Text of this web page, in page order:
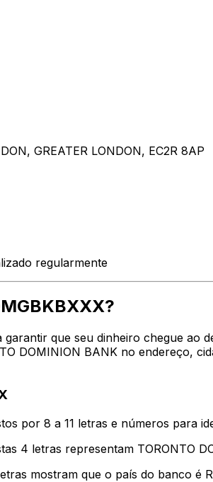
GREATER LONDON, EC2R 8AP
regularmente
garantir que seu dinheiro chegue
DOMINION BANK no endereço,
por 8 a 11 letras e números para
4 letras representam TORONTO
mostram que o país do banco é